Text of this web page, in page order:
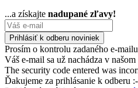
...a získajte nadupané zľavy!
Prosím o kontrolu zadaného e-
Váš e-mail sa už nachádza v našom
The security code entered was
Ďakujeme za prihlásanie k odberu